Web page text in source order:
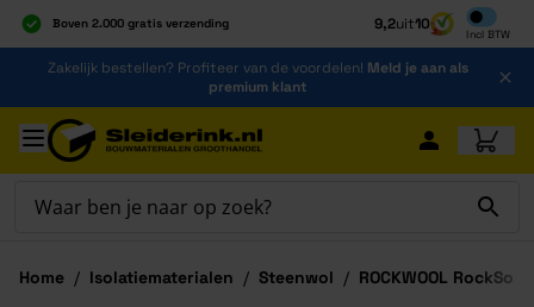
Boven 2.000 gratis verzending
Al 40 jaar dé specialist
Alles onder één dak
9,2uit10
Incl BTW
Inclusief
Ga naar de inhoud
Zakelijk bestellen? Profiteer van de voordelen! Meld je aan als
premium klant
Ga naar hoofdinhoud
Home / Isolatiematerialen / Steenwol / ROCKWOOL